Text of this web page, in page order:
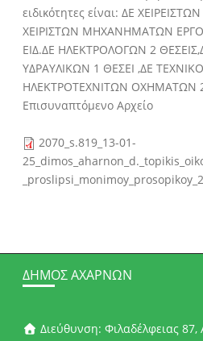
ειδικότητες είναι: ΔΕ
ΧΕΙΡΙΣΤΩΝ ΜΗΧΑΝΗΜΑΤΩΝ
ΕΙΔ.ΔΕ ΗΛΕΚΤΡΟΛΟΓΩΝ 2
ΥΔΡΑΥΛΙΚΩΝ 1 ΘΕΣΕΙ ,ΔΕ
ΗΛΕΚΤΡΟΤΕΧΝΙΤΩΝ ΟΧΗΜΑΤΩΝ
Επισυναπτόμενο Αρχείο
2070_s.819_13-01-
ΔΉΜΟΣ ΑΧΑΡΝΏΝ
Διεύθυνση: Φιλαδέλφειας 87,